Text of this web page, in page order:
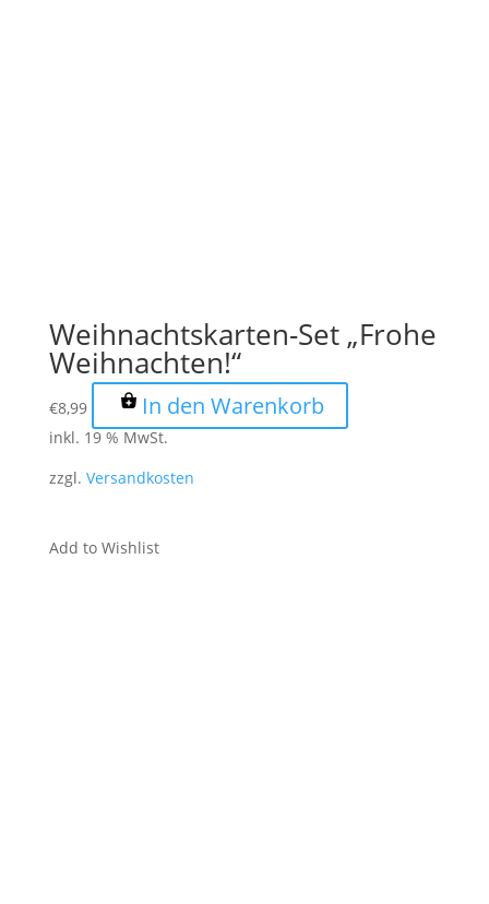
Weihnachtskarten-Set „Frohe
Weihnachten!“
€8,99 In den Warenkorb
inkl. 19 % MwSt.
zzgl. Versandkosten
Add to Wishlist